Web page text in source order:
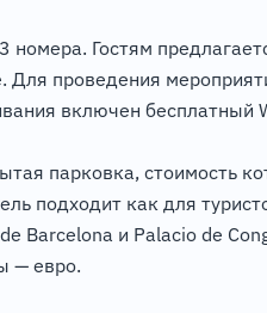
Гостям
проведения
включен бесплатный
парковка, стоимость
подходит как для
Barcelona и Palacio de
— евро.